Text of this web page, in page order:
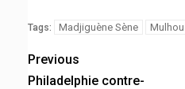
Tags: Madjiguène Sène
Previous
Philadelphie contre-